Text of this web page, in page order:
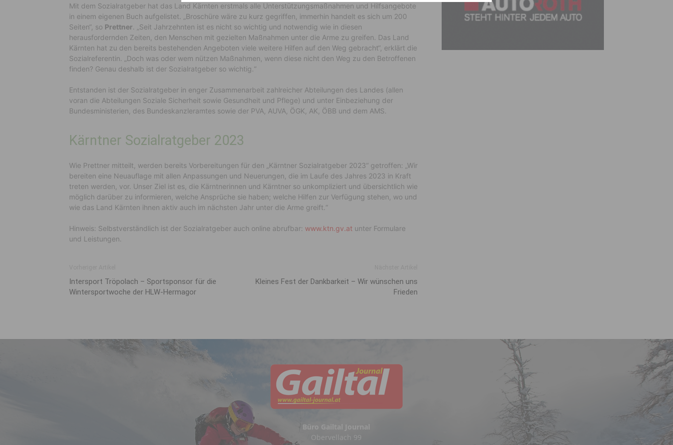
Mit dem Sozialratgeber hat das Land Kärnten erstmals alle Unterstützungsmaßnahmen und Hilfsangebote
in einem eigenen Buch aufgelistet. „Broschüre wäre zu kurz gegriffen, immerhin handelt es sich um 200
Seiten“, so Prettner . „Seit Jahrzehnten ist es nicht so wichtig und notwendig wie in diesen
herausfordernden Zeiten, den Menschen mit gezielten Maßnahmen unter die Arme zu greifen. Das Land
Kärnten hat zu den bereits bestehenden Angeboten viele weitere Hilfen auf den Weg gebracht“, erklärt die
Sozialreferentin. „Doch was oder wem nützen Maßnahmen, wenn diese nicht den Weg zu den Betroffenen
finden? Genau deshalb ist der Sozialratgeber so wichtig.“
Entstanden ist der Sozialratgeber in enger Zusammenarbeit zahlreicher Abteilungen des Landes (allen
voran die Abteilungen Soziale Sicherheit sowie Gesundheit und Pflege) und unter Einbeziehung der
Bundesministerien, des Bundeskanzleramtes sowie der PVA, AUVA, ÖGK, AK, ÖBB und dem AMS.
Kärntner Sozialratgeber 2023
Wie Prettner mitteilt, werden bereits Vorbereitungen für den „Kärntner Sozialratgeber 2023“ getroffen: „Wir
bereiten eine Neuauflage mit allen Anpassungen und Neuerungen, die im Laufe des Jahres 2023 in Kraft
treten werden, vor. Unser Ziel ist es, die Kärntnerinnen und Kärntner so unkompliziert und übersichtlich wie
möglich darüber zu informieren, welche Ansprüche sie haben; welche Hilfen zur Verfügung stehen, wo und
wie das Land Kärnten ihnen aktiv auch im nächsten Jahr unter die Arme greift.“
Hinweis: Selbstverständlich ist der Sozialratgeber auch online abrufbar: www.ktn.gv.at unter Formulare
und Leistungen.
Intersport Tröpolach – Sportsponsor für die
Wintersportwoche der HLW-Hermagor
Kleines Fest der Dankbarkeit – Wir wünschen uns
Frieden
Büro Gailtal Journal
Obervellach 99